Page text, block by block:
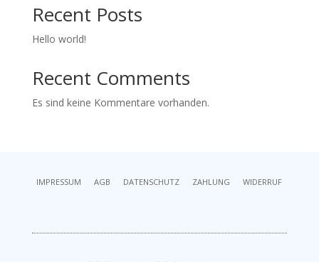
Recent Posts
Hello world!
Recent Comments
Es sind keine Kommentare vorhanden.
IMPRESSUM AGB DATENSCHUTZ ZAHLUNG WIDERRUF